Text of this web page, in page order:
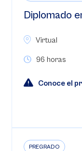
Diplomado
Virtual
96 horas
Conoce el
PREGRADO